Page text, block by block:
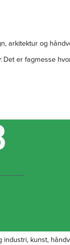
arkitektur og
Det er fagmesse
kunst,